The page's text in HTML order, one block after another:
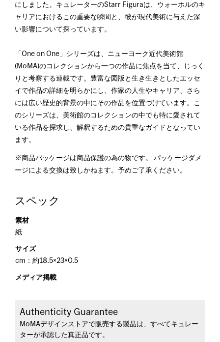
にしました。キュレーターのStarr Figuraは、ウォーホルのキ
ャリアにおけるこの重要な瞬間と、彼が現代美術に与えた深
い影響について探っています。
「One on One」シリーズは、ニューヨーク近代美術館
(MoMA)のコレクションから一つの作品に焦点を当て、じっく
りと考察する連載です。豊富な図版と生き生きとしたエッセ
イで作品の詳細を明らかにし、作家の人生やキャリア、さら
には広い歴史的背景の中にその作品を位置づけています。こ
のシリーズは、美術館のコレクションの中でも特に愛されて
いる作品を探求し、解釈するための貴重なガイドとなってい
ます。
※商品パッケージは商品保護の為の物です。 パッケージダメ
ージによる交換は致しかねます。予めご了承ください。
スペック
素材
紙
サイズ
cm：約18.5×23×0.5
メディア掲載
Authenticity Guarantee
MoMAデザインストアで販売する製品は、すべてキュレー
ターが承認した真正品です。